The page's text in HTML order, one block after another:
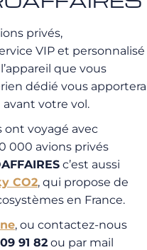
privés,
VIP et personnalisé
que vous
dédié vous apportera
avant votre vol.
ont voyagé avec
000 avions privés
c’est aussi
CO2, qui propose de
en France.
, ou contactez-nous
91 82 ou par mail